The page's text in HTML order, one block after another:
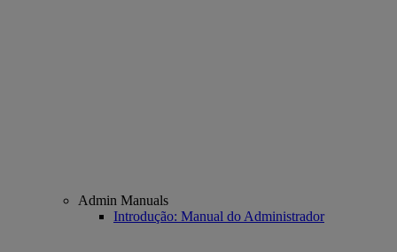
Admin Manuals
Introdução: Manual do Administrador